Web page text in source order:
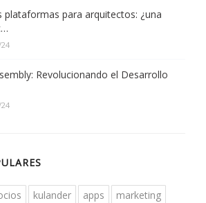
plataformas para arquitectos: ¿una
Revolucionando el Desarrollo
kulander apps
marketing